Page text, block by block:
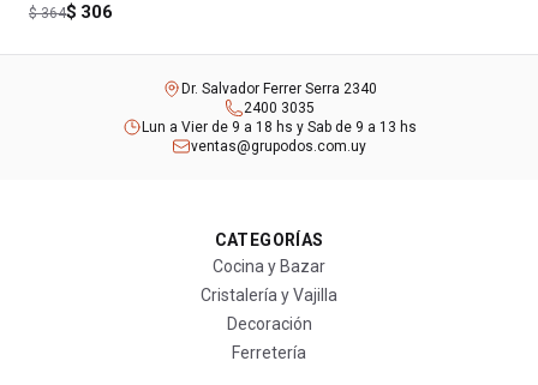
$ 364$ 306
Dr. Salvador Ferrer Serra 2340
2400 3035
Lun a Vier de 9 a 18 hs y Sab de 9 a 13 hs
ventas@grupodos.com.uy
CATEGORÍAS
Cocina y Bazar
Cristalería y Vajilla
Decoración
Ferretería